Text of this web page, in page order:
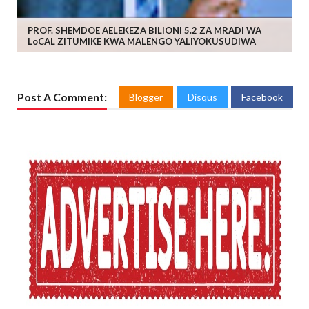
PROF. SHEMDOE AELEKEZA BILIONI 5.2 ZA MRADI WA
LoCAL ZITUMIKE KWA MALENGO YALIYOKUSUDIWA
Post A Comment: Blogger Disqus Facebook